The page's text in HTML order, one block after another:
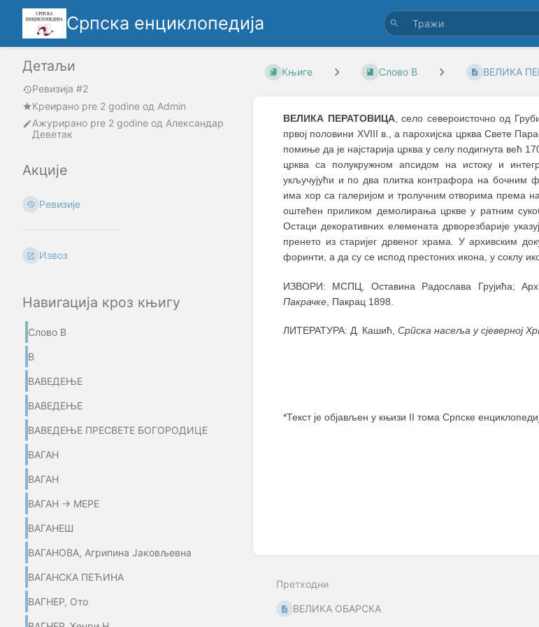
Српска енциклопедија
Детаљи
Ревизија #2
Креирано pre 2 godine oд Admin
Ажурирано pre 2 godine од Александар
Деветак
Акције
Ревизије
Извоз
Навигација кроз књигу
Слово В
В
ВАВЕДЕЊЕ
ВАВЕДЕЊЕ
ВАВЕДЕЊЕ ПРЕСВЕТЕ БОГОРОДИЦЕ
ВАГАН
ВАГАН
ВАГАН → МЕРЕ
ВАГАНЕШ
ВАГАНОВА, Агрипина Јаковљевна
ВАГАНСКА ПЕЋИНА
ВАГНЕР, Ото
Књиге Слово В ВЕЛИКА
ВЕЛИКА ПЕРАТОВИЦА, село североисточно од
првој половини XVIII в., а парохијска црква Свете
помиње да је најстарија црква у селу подигнута већ
црква са полукружном апсидом на истоку и
укључујући и по два плитка контрафора на бочним
има хор са галеријом и тролучним отворима према
оштећен приликом демолирања цркве у ратним
Остаци декоративних елемената дрворезбарије
пренето из старијег дрвеног храма. У архивским
форинти, а да су се испод престоних икона, у соклу
ИЗВОРИ: МСПЦ, Оставина Радослава Грујића;
Пакрачке , Пакрац 1898.
ЛИТЕРАТУРА: Д. Кашић, Српска насеља у сјеверној
*Текст је објављен у књизи II тома Српске
Претходни
ВЕЛИКА ОБАРСКА